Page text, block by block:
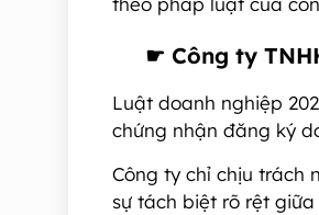
☛ Công ty
Luật doanh nghiệp
chứng nhận đăng ký
Công ty chỉ chịu trách
sự tách biệt rõ rệt